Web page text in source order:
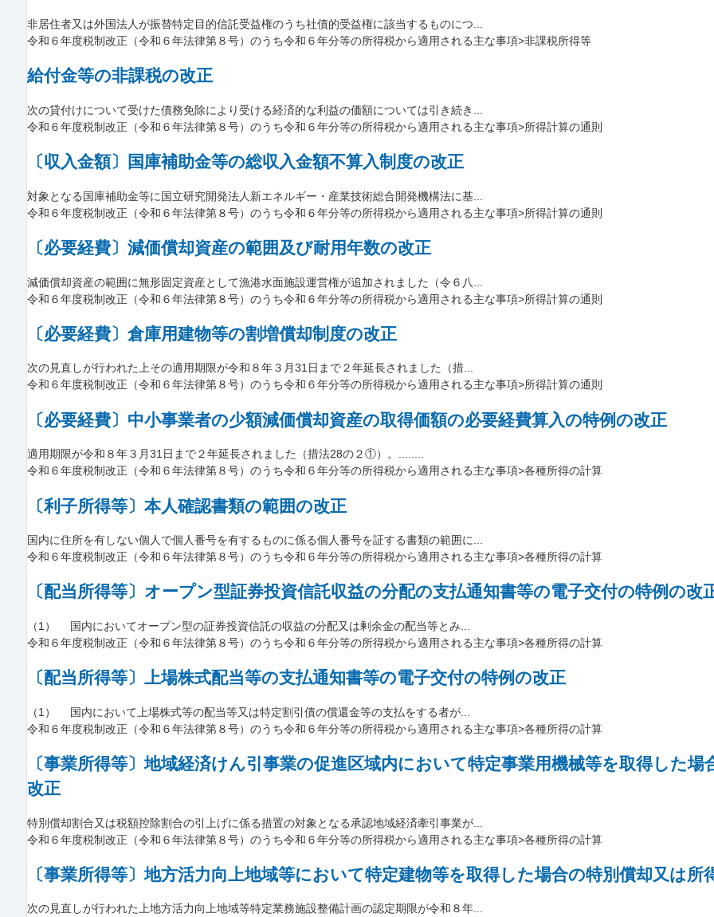
非居住者又は外国法人が振替特定目的信託受益権のうち社債的受益権に該当するものにつ...
令和６年度税制改正（令和６年法律第８号）のうち令和６年分等の所得税から適用される主な事項>非課税所得等
給付金等の非課税の改正
次の貸付けについて受けた債務免除により受ける経済的な利益の価額については引き続き...
令和６年度税制改正（令和６年法律第８号）のうち令和６年分等の所得税から適用される主な事項>所得計算の通則
〔収入金額〕国庫補助金等の総収入金額不算入制度の改正
対象となる国庫補助金等に国立研究開発法人新エネルギー・産業技術総合開発機構法に基...
令和６年度税制改正（令和６年法律第８号）のうち令和６年分等の所得税から適用される主な事項>所得計算の通則
〔必要経費〕減価償却資産の範囲及び耐用年数の改正
減価償却資産の範囲に無形固定資産として漁港水面施設運営権が追加されました（令６八...
令和６年度税制改正（令和６年法律第８号）のうち令和６年分等の所得税から適用される主な事項>所得計算の通則
〔必要経費〕倉庫用建物等の割増償却制度の改正
次の見直しが行われた上その適用期限が令和８年３月31日まで２年延長されました（措...
令和６年度税制改正（令和６年法律第８号）のうち令和６年分等の所得税から適用される主な事項>所得計算の通則
〔必要経費〕中小事業者の少額減価償却資産の取得価額の必要経費算入の特例の改正
適用期限が令和８年３月31日まで２年延長されました（措法28の２①）。........
令和６年度税制改正（令和６年法律第８号）のうち令和６年分等の所得税から適用される主な事項>各種所得の計算
〔利子所得等〕本人確認書類の範囲の改正
国内に住所を有しない個人で個人番号を有するものに係る個人番号を証する書類の範囲に...
令和６年度税制改正（令和６年法律第８号）のうち令和６年分等の所得税から適用される主な事項>各種所得の計算
〔配当所得等〕オープン型証券投資信託収益の分配の支払通知書等の電子交付の特例の改
（1） 国内においてオープン型の証券投資信託の収益の分配又は剰余金の配当等とみ...
令和６年度税制改正（令和６年法律第８号）のうち令和６年分等の所得税から適用される主な事項>各種所得の計算
〔配当所得等〕上場株式配当等の支払通知書等の電子交付の特例の改正
（1） 国内において上場株式等の配当等又は特定割引債の償還金等の支払をする者が...
令和６年度税制改正（令和６年法律第８号）のうち令和６年分等の所得税から適用される主な事項>各種所得の計算
〔事業所得等〕地域経済けん引事業の促進区域内において特定事業用機械等を取得した
改正
特別償却割合又は税額控除割合の引上げに係る措置の対象となる承認地域経済牽引事業が...
令和６年度税制改正（令和６年法律第８号）のうち令和６年分等の所得税から適用される主な事項>各種所得の計算
〔事業所得等〕地方活力向上地域等において特定建物等を取得した場合の特別償却又は所
次の見直しが行われた上地方活力向上地域等特定業務施設整備計画の認定期限が令和８年...